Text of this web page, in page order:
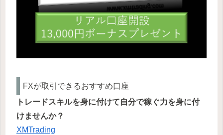
FXが取引できるおすすめ口座
トレードスキルを身に付けて自分で稼ぐ力を身に付
けませんか？
XMTrading